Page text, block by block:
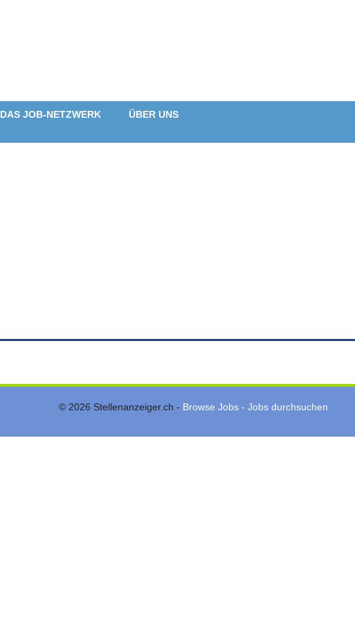
DAS JOB-NETZWERK ÜBER UNS
© 2026 Stellenanzeiger.ch - Browse Jobs - Jobs durchsuchen